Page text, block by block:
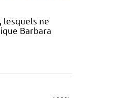
lesquels ne
Barbara